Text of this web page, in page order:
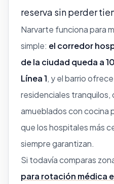
reserva sin perder
Narvarte funciona para
simple: el corredor
de la ciudad queda a
Línea 1, y el barrio
residenciales
amueblados con cocina
que los hospitales más
siempre garantizan.
Si todavía comparas
para rotación médica